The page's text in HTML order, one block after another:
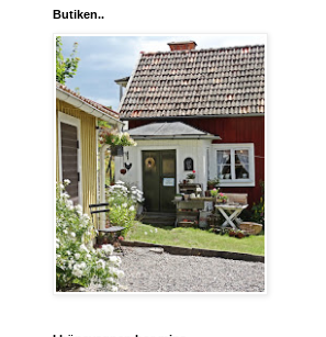
Butiken..